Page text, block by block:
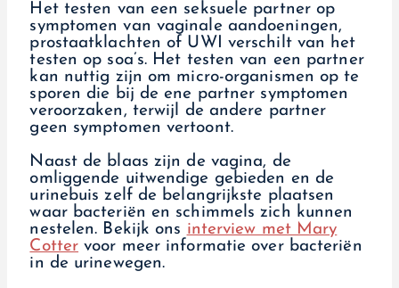
Het testen van een seksuele partner op
symptomen van vaginale aandoeningen,
prostaatklachten of UWI verschilt van het
testen op soa’s. Het testen van een partner
kan nuttig zijn om micro-organismen op te
sporen die bij de ene partner symptomen
veroorzaken, terwijl de andere partner
geen symptomen vertoont.
Naast de blaas zijn de vagina, de
omliggende uitwendige gebieden en de
urinebuis zelf de belangrijkste plaatsen
waar bacteriën en schimmels zich kunnen
nestelen. Bekijk ons interview met Mary
Cotter voor meer informatie over bacteriën
in de urinewegen.